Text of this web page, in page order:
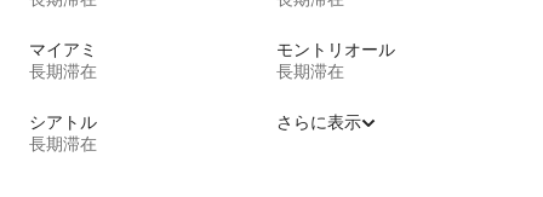
マイアミ
長期滞在
モントリオール
長期滞在
シアトル
長期滞在
さらに表示